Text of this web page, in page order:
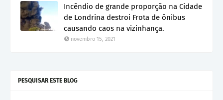
Incêndio de grande proporção na Cidade
de Londrina destroi Frota de ônibus
causando caos na vizinhança.
novembro 15, 2021
PESQUISAR ESTE BLOG